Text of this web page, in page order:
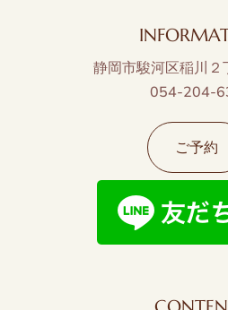
静岡市駿河区稲川２
054-204-
ご予約